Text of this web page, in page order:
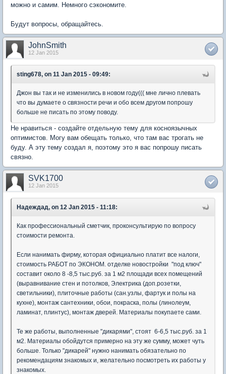
можно и самим. Немного сэкономите.
Будут вопросы, обращайтесь.
JohnSmith
12 Jan 2015
sting678, on 11 Jan 2015 - 09:49:
Джон вы так и не изменились в новом году((( мне лично плевать
что вы думаете о связности речи и обо всем другом попрошу
больше не писать по этому поводу.
Не нравиться - создайте отдельную тему для косноязычных
оптимистов. Могу вам обещать только, что там вас трогать не
буду. А эту тему создал я, поэтому это я вас попрошу писать
связно.
SVK1700
12 Jan 2015
Надеждад, on 12 Jan 2015 - 11:18:
Как профессиональный сметчик, проконсультирую по вопросу
стоимости ремонта.
Если нанимать фирму, которая официально платит все налоги,
стоимость РАБОТ по ЭКОНОМ. отделке новостройки "под ключ"
составит около 8 -8,5 тыс.руб. за 1 м2 площади всех помещений
(выравнивание стен и потолков, Электрика (доп.розетки,
светильники), плиточные работы (сан.узлы, фартук и полы на
кухне), монтаж сантехники, обои, покраска, полы (линолеум,
ламинат, плинтус), монтаж дверей. Материалы покупаете сами.
Те же работы, выполненные "дикарями", стоят 6-6,5 тыс.руб. за 1
м2. Материалы обойдутся примерно на эту же сумму, может чуть
больше. Только "дикарей" нужно нанимать обязательно по
рекомендациям знакомых и, желательно посмотреть их работы у
знакомых.